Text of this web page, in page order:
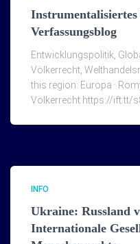
Verfassungsblog
Entwicklungspolitik,
Völkerrecht,
this region: Europa ·
Völkerrecht https://ift.tt/
INFO
Ukraine: Russland
Internationale